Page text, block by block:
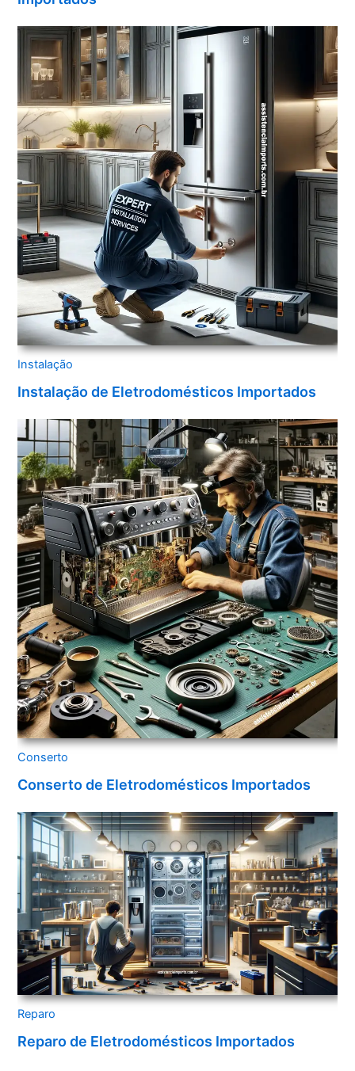
Instalação
Instalação de Eletrodomésticos Importados
Conserto
Conserto de Eletrodomésticos Importados
Reparo
Reparo de Eletrodomésticos Importados